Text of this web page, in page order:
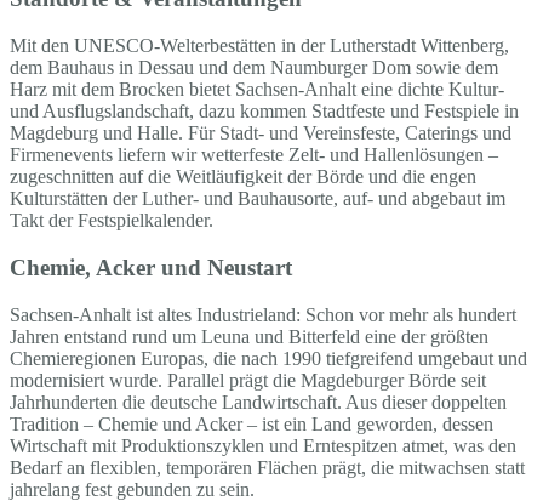
Mit den UNESCO-Welterbestätten in der Lutherstadt Wittenberg,
dem Bauhaus in Dessau und dem Naumburger Dom sowie dem
Harz mit dem Brocken bietet Sachsen-Anhalt eine dichte Kultur-
und Ausflugslandschaft, dazu kommen Stadtfeste und Festspiele in
Magdeburg und Halle. Für Stadt- und Vereinsfeste, Caterings und
Firmenevents liefern wir wetterfeste Zelt- und Hallenlösungen –
zugeschnitten auf die Weitläufigkeit der Börde und die engen
Kulturstätten der Luther- und Bauhausorte, auf- und abgebaut im
Takt der Festspielkalender.
Chemie, Acker und Neustart
Sachsen-Anhalt ist altes Industrieland: Schon vor mehr als hundert
Jahren entstand rund um Leuna und Bitterfeld eine der größten
Chemieregionen Europas, die nach 1990 tiefgreifend umgebaut und
modernisiert wurde. Parallel prägt die Magdeburger Börde seit
Jahrhunderten die deutsche Landwirtschaft. Aus dieser doppelten
Tradition – Chemie und Acker – ist ein Land geworden, dessen
Wirtschaft mit Produktionszyklen und Erntespitzen atmet, was den
Bedarf an flexiblen, temporären Flächen prägt, die mitwachsen statt
jahrelang fest gebunden zu sein.